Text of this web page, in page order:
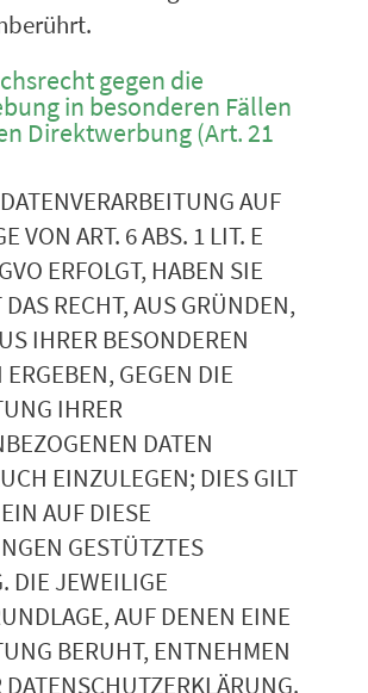
gegen die
in besonderen Fällen
Direktwerbung (Art. 21
AUF
VON ART. 6 ABS. 1 LIT. E
ERFOLGT, HABEN SIE
RECHT, AUS GRÜNDEN,
IHRER BESONDEREN
GEGEN DIE
IHRER
DATEN
EINZULEGEN; DIES GILT
AUF DIESE
GESTÜTZTES
DIE JEWEILIGE
AUF DENEN EINE
BERUHT, ENTNEHMEN
DATENSCHUTZERKLÄRUNG.